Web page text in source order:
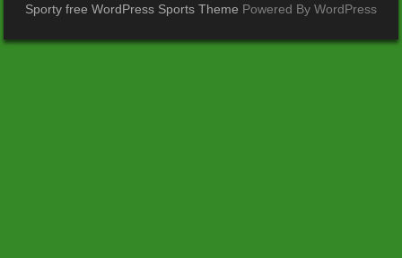
Sporty free WordPress Sports Theme Powered By WordPress